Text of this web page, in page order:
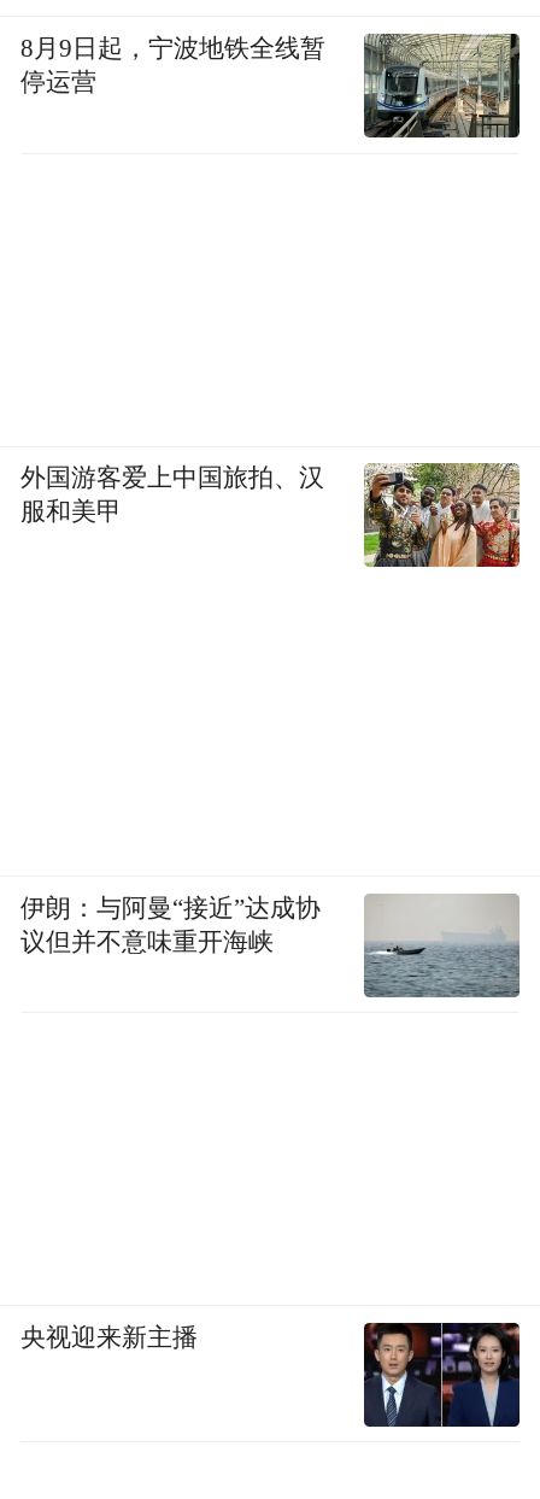
8月9日起，宁波地铁全线暂
停运营
外国游客爱上中国旅拍、汉
服和美甲
伊朗：与阿曼“接近”达成协
议但并不意味重开海峡
央视迎来新主播